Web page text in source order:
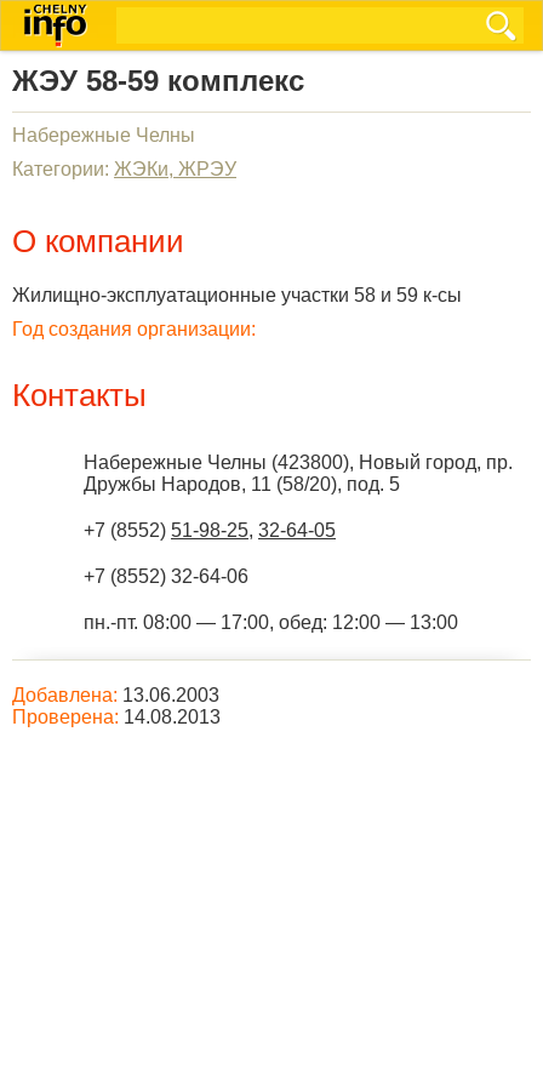
ЖЭУ 58-59 комплекс
Набережные Челны
Категории: ЖЭКи, ЖРЭУ
О компании
Жилищно-эксплуатационные участки 58 и 59 к-сы
Год создания организации:
Контакты
Набережные Челны (423800), Новый город, пр.
Дружбы Народов, 11 (58/20), под. 5
+7 (8552) 51-98-25, 32-64-05
+7 (8552) 32-64-06
пн.-пт. 08:00 — 17:00, обед: 12:00 — 13:00
Добавлена: 13.06.2003
Проверена: 14.08.2013